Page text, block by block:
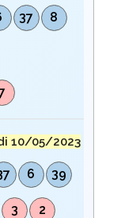
37
8
10/05/2023
6 39
3 2